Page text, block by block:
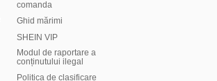
comanda
Ghid mărimi
SHEIN VIP
Modul de raportare a
conținutului ilegal
Politica de clasificare